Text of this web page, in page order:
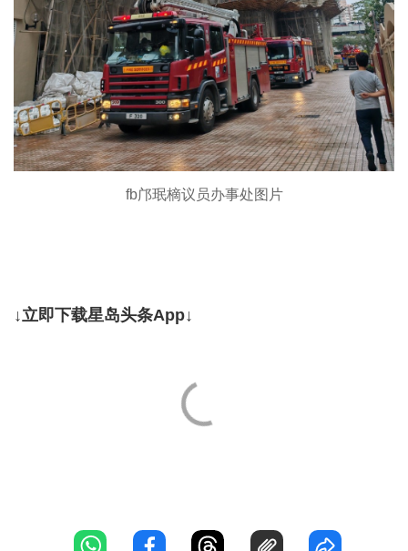
fb邝珉樀议员办事处图片
↓立即下载星岛头条App↓